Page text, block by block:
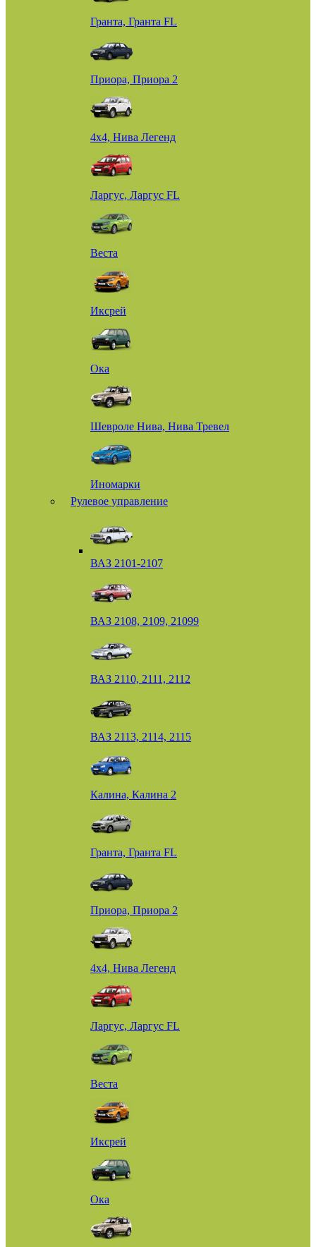
Гранта, Гранта FL
Приора, Приора 2
4х4, Нива Легенд
Ларгус, Ларгус FL
Веста
Иксрей
Ока
Шевроле Нива, Нива Тревел
Иномарки
Рулевое управление
ВАЗ 2101-2107
ВАЗ 2108, 2109, 21099
ВАЗ 2110, 2111, 2112
ВАЗ 2113, 2114, 2115
Калина, Калина 2
Гранта, Гранта FL
Приора, Приора 2
4х4, Нива Легенд
Ларгус, Ларгус FL
Веста
Иксрей
Ока